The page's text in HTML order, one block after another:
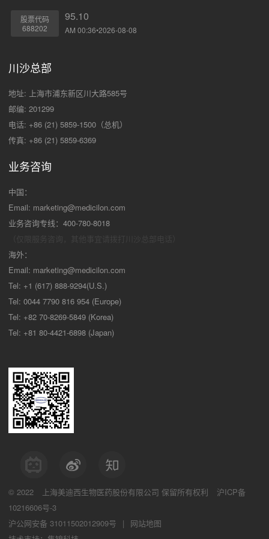
股票代码
688202
95.10
AM 00:36•2026-08-08
川沙总部
地址: 上海市浦东新区川大路585号
邮编: 201299
电话: +86 (21) 5859-1500（总机）
传真: +86 (21) 5859-6369
业务咨询
中国：
Email: marketing@medicilon.com
业务咨询专线：400-780-8018
海外：
Email: marketing@medicilon.com
Tel: +1 (617) 888-9294(U.S.)
Tel: 0044 7790 816 954 (Europe)
Tel: +82 70-8269-5849 (Korea)
Tel: +81 80-4421-6898 (Japan)
© 2022 上海美迪西生物医药股份有限公司 保留所有权利
沪ICP备
10216606号-3
沪公网安备 31011502012909号
|
网站地图